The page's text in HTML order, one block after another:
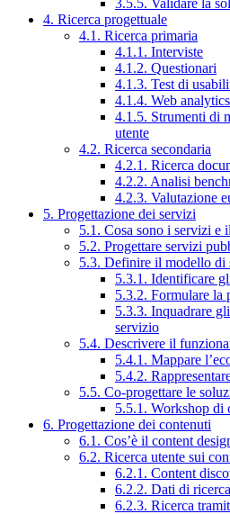
3.5.5. Validare la
4. Ricerca progettuale
4.1. Ricerca primaria
4.1.1. Interviste
4.1.2. Questionari
4.1.3. Test di
4.1.4. Web analytics
4.1.5. Strumenti di
utente
4.2. Ricerca secondaria
4.2.1. Ricerca
4.2.2. Analisi
4.2.3. Valutazione
5. Progettazione dei servizi
5.1. Cosa sono i servizi e
5.2. Progettare servizi
5.3. Definire il modello di
5.3.1. Identificare
5.3.2. Formulare la
5.3.3. Inquadrare
servizio
5.4. Descrivere il
5.4.1. Mappare
5.4.2.
5.5. Co-progettare le
5.5.1. Workshop di
6. Progettazione dei contenuti
6.1. Cos’è il content
6.2. Ricerca utente sui
6.2.1. Content
6.2.2. Dati di
6.2.3. Ricerca